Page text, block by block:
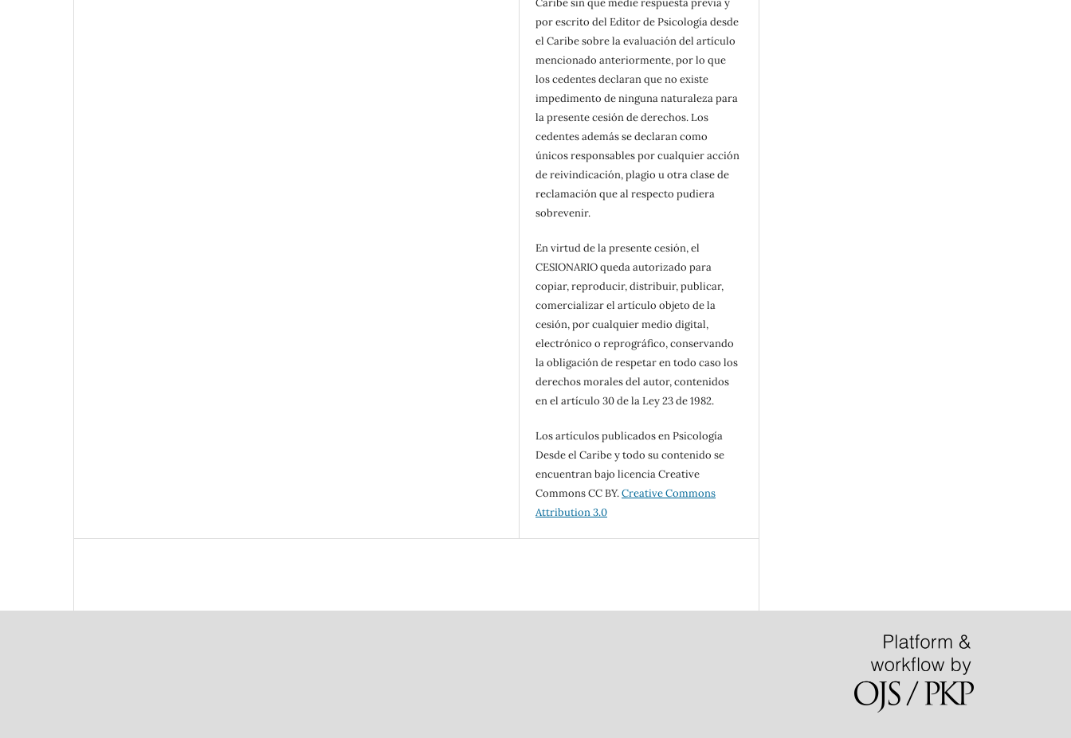
Caribe sin que medie respuesta previa y
por escrito del Editor de Psicología desde
el Caribe sobre la evaluación del artículo
mencionado anteriormente, por lo que
los cedentes declaran que no existe
impedimento de ninguna naturaleza para
la presente cesión de derechos. Los
cedentes además se declaran como
únicos responsables por cualquier acción
de reivindicación, plagio u otra clase de
reclamación que al respecto pudiera
sobrevenir.
En virtud de la presente cesión, el
CESIONARIO queda autorizado para
copiar, reproducir, distribuir, publicar,
comercializar el artículo objeto de la
cesión, por cualquier medio digital,
electrónico o reprográfico, conservando
la obligación de respetar en todo caso los
derechos morales del autor, contenidos
en el artículo 30 de la Ley 23 de 1982.
Los artículos publicados en Psicología
Desde el Caribe y todo su contenido se
encuentran bajo licencia Creative
Commons CC BY.Creative Commons
Attribution 3.0